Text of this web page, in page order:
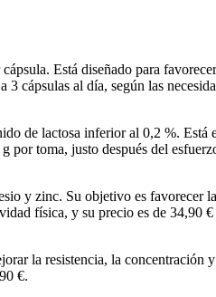
Está diseñado para
cápsulas al día, según las
de lactosa inferior al 0,2 %. Está
toma, justo después del
y zinc. Su objetivo es favorecer
física, y su precio es de 34,90
la resistencia, la concentración
€.